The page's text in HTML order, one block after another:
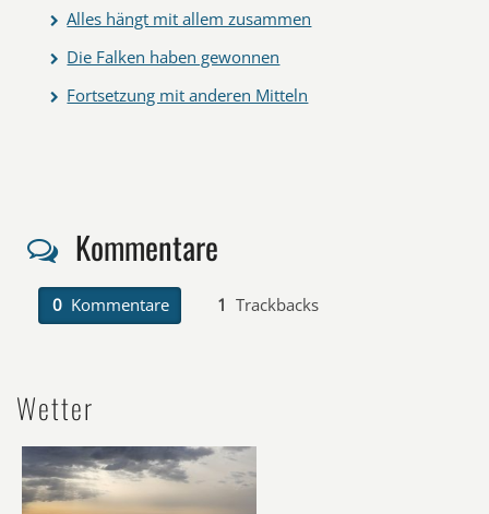
Alles hängt mit allem zusammen
Die Falken haben gewonnen
Fortsetzung mit anderen Mitteln
Kommentare
0 Kommentare 1 Trackbacks
Wetter